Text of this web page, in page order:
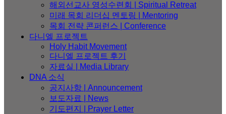
해외선교사 영성수련회 | Spiritual Retreat
미래 목회 리더십 멘토링 | Mentoring
목회 전략 콘퍼런스 | Conference
다니엘 프로젝트
Holy Habit Movement
다니엘 프로젝트 후기
자료실 | Media Library
DNA 소식
공지사항 | Announcement
보도자료 | News
기도편지 | Prayer Letter